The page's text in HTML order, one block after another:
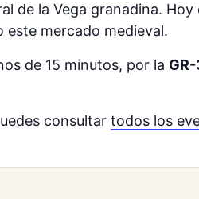
de la Vega granadina.
mercado medieval.
de 15 minutos, por la
consultar todos los